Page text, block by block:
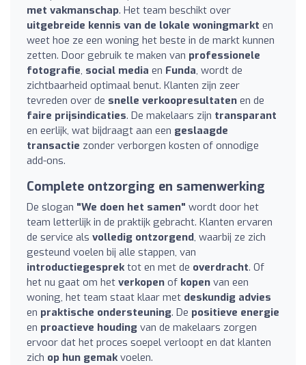
met vakmanschap. Het team beschikt over
uitgebreide kennis van de lokale woningmarkt en
weet hoe ze een woning het beste in de markt kunnen
zetten. Door gebruik te maken van professionele
fotografie, social media en Funda, wordt de
zichtbaarheid optimaal benut. Klanten zijn zeer
tevreden over de snelle verkoopresultaten en de
faire prijsindicaties. De makelaars zijn transparant
en eerlijk, wat bijdraagt aan een geslaagde
transactie zonder verborgen kosten of onnodige
add-ons.
Complete ontzorging en samenwerking
De slogan "We doen het samen" wordt door het
team letterlijk in de praktijk gebracht. Klanten ervaren
de service als volledig ontzorgend, waarbij ze zich
gesteund voelen bij alle stappen, van
introductiegesprektot en met de overdracht. Of
het nu gaat om het verkopen of kopen van een
woning, het team staat klaar met deskundig advies
en praktische ondersteuning. De positieve energie
en proactieve houding van de makelaars zorgen
ervoor dat het proces soepel verloopt en dat klanten
zich op hun gemakvoelen.